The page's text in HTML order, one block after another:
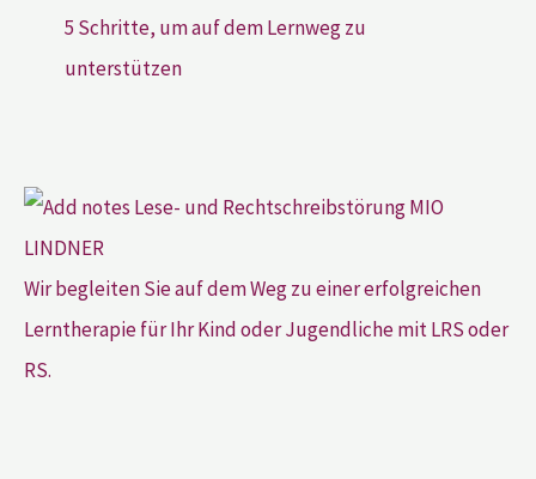
5 Schritte, um auf dem Lernweg zu
unterstützen
Wir begleiten Sie auf dem Weg zu einer erfolgreichen
Lerntherapie für Ihr Kind oder Jugendliche mit LRS oder
RS.